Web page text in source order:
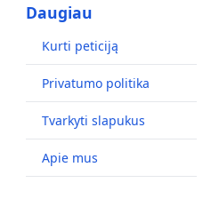
Daugiau
Kurti peticiją
Privatumo politika
Tvarkyti slapukus
Apie mus